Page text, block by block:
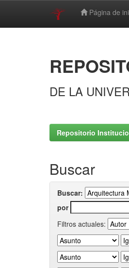
Página de
DE LA
Repositorio
Buscar
Buscar:
por
Filtros actuales: